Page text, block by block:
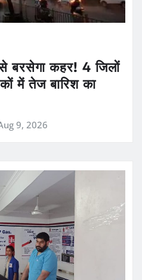
बरसेगा कहर! 4 जिलों
में तेज बारिश का
9, 2026